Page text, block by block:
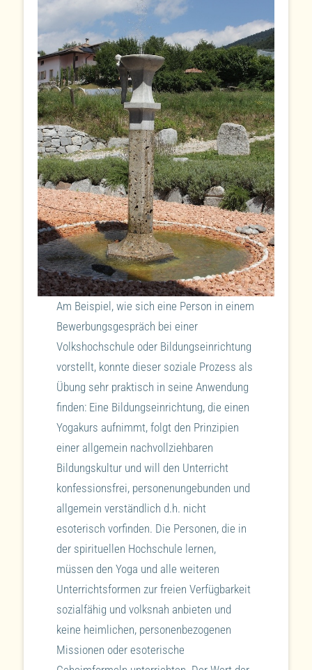
Am Beispiel, wie sich eine Person in einem
Bewerbungsgespräch bei einer
Volkshochschule oder Bildungseinrichtung
vorstellt, konnte dieser soziale Prozess als
Übung sehr praktisch in seine Anwendung
finden: Eine Bildungseinrichtung, die einen
Yogakurs aufnimmt, folgt den Prinzipien
einer allgemein nachvollziehbaren
Bildungskultur und will den Unterricht
konfessionsfrei, personenungebunden und
allgemein verständlich d.h. nicht
esoterisch vorfinden. Die Personen, die in
der spirituellen Hochschule lernen,
müssen den Yoga und alle weiteren
Unterrichtsformen zur freien Verfügbarkeit
sozialfähig und volksnah anbieten und
keine heimlichen, personenbezogenen
Missionen oder esoterische